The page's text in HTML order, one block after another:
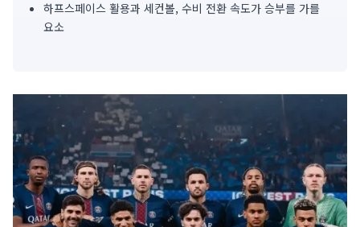
약
하프스페이스 활용과 세컨볼, 수비 전환 속도가 승부를 가를
요소